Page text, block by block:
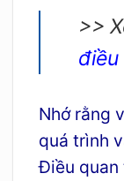
>>
điều
Nhớ rằng
quá trình
Điều quan